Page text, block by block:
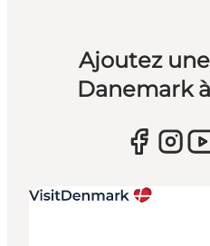
Ajoutez
Danemark